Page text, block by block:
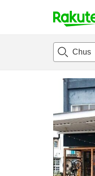
t
p
s
e
a
r
c
h
概况 客房及